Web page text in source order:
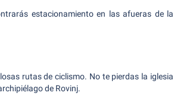
estacionamiento en las afueras de la
rutas de ciclismo. No te pierdas la iglesia
de Rovinj.